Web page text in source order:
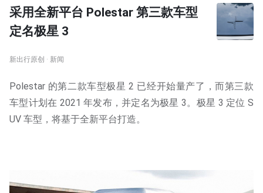
采用全新平台 Polestar 第三款车型
定名极星 3
新出行原创 · 新闻
Polestar 的第二款车型极星 2 已经开始量产了，而第三款
车型计划在 2021 年发布，并定名为极星 3。极星 3 定位 S
UV 车型，将基于全新平台打造。